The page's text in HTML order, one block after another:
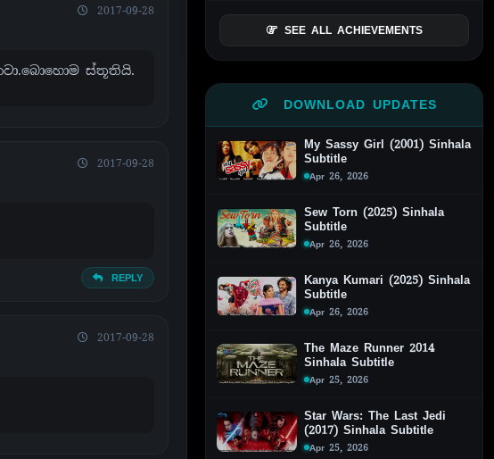
2017-09-28
ස්තූතියි.
2017-09-28
REPLY
2017-09-28
SEE ALL ACHIEVEMENTS
DOWNLOAD UPDATES
My Sassy Girl (2001) Sinhala
Subtitle
Apr 26, 2026
Sew Torn (2025) Sinhala
Subtitle
Apr 26, 2026
Kanya Kumari (2025) Sinhala
Subtitle
Apr 26, 2026
The Maze Runner 2014
Sinhala Subtitle
Apr 25, 2026
Star Wars: The Last Jedi
(2017) Sinhala Subtitle
Apr 25, 2026